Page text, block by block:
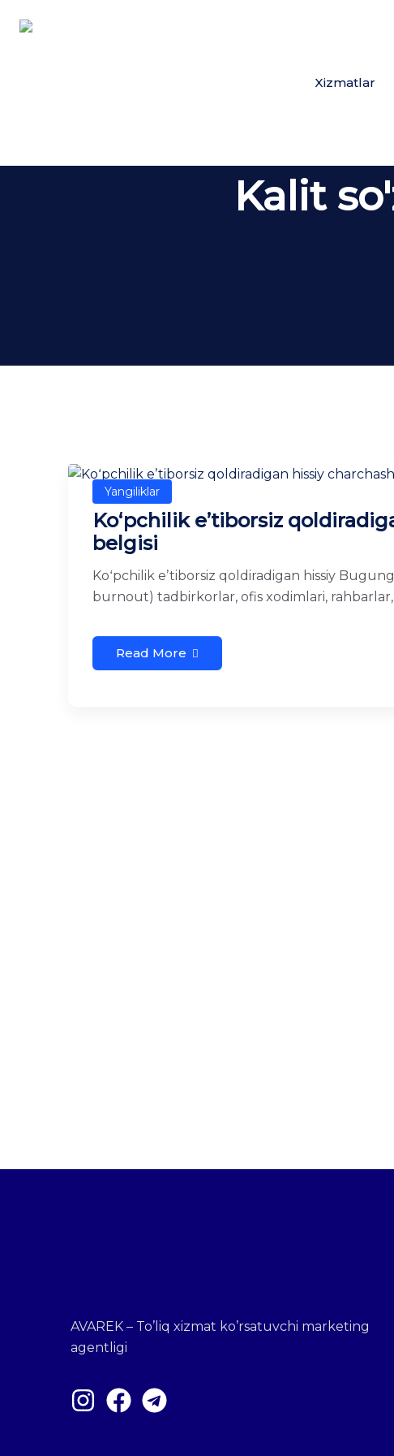
Xizmatlar
Kalit
Yangiliklar
Koʻpchilik eʼtiborsiz
belgisi
Koʻpchilik eʼtiborsiz qoldiradigan hissiy
burnout) tadbirkorlar, ofis xodimlari,
Read More
AVAREK – To’liq xizmat ko’rsatuvchi marketing
agentligi